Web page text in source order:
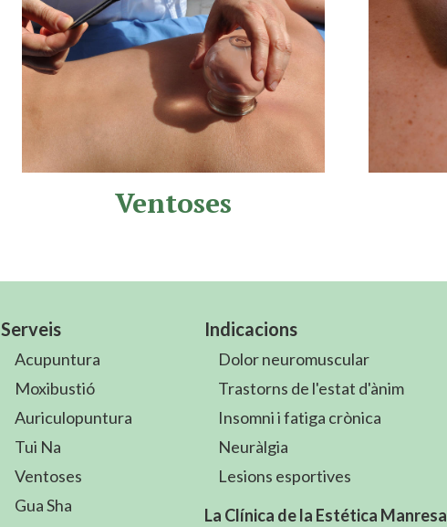
Ventoses
Serveis
Acupuntura
Moxibustió
Auriculopuntura
Tui Na
Ventoses
Gua Sha
Indicacions
Dolor neuromuscular
Trastorns de l'estat d'ànim
Insomni i fatiga crònica
Neuràlgia
Lesions esportives
La Clínica de la Estética Manresa